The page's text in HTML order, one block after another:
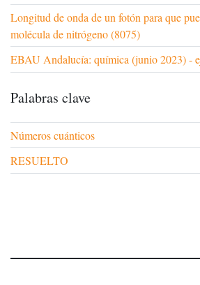
Longitud de onda de un fotón para que
molécula de nitrógeno (8075)
EBAU Andalucía: química (junio 2023) -
Palabras clave
Números cuánticos
RESUELTO